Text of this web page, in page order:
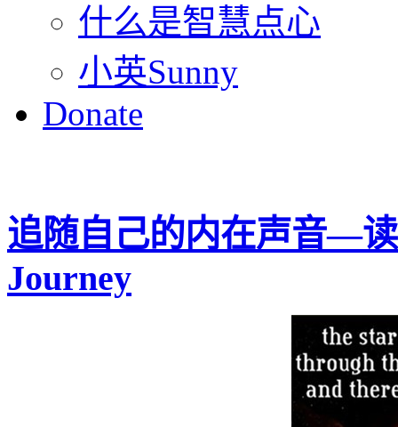
什么是智慧点心
小英Sunny
Donate
追随自己的内在声音—
Journey